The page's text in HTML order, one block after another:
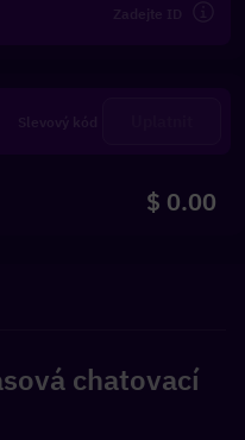
$ 0.00
chatovací